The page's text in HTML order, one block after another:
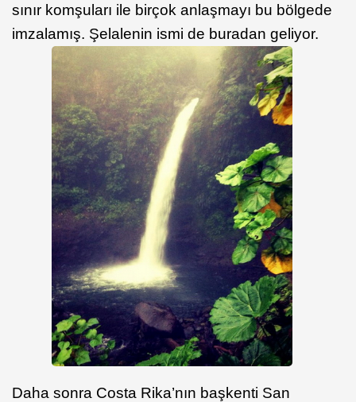
sınır komşuları ile birçok anlaşmayı bu bölgede
imzalamış. Şelalenin ismi de buradan geliyor.
Daha sonra Costa Rika’nın başkenti San